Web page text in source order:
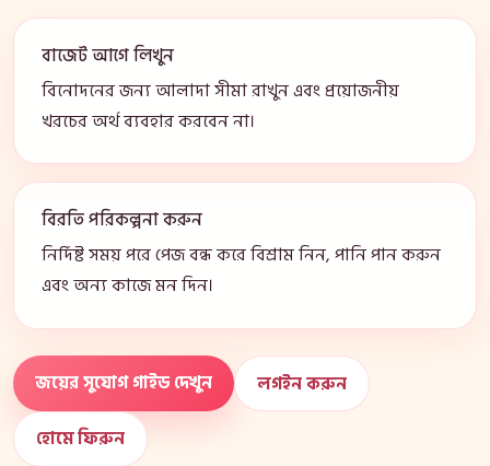
বাজেট আগে লিখুন
বিনোদনের জন্য আলাদা সীমা রাখুন এবং প্রয়োজনীয়
খরচের অর্থ ব্যবহার করবেন না।
বিরতি পরিকল্পনা করুন
নির্দিষ্ট সময় পরে পেজ বন্ধ করে বিশ্রাম নিন, পানি পান করুন
এবং অন্য কাজে মন দিন।
জয়ের সুযোগ গাইড দেখুন
লগইন করুন
হোমে ফিরুন